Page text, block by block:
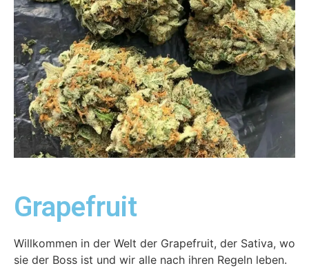
Grapefruit
Willkommen in der Welt der Grapefruit, der Sativa, wo
sie der Boss ist und wir alle nach ihren Regeln leben.